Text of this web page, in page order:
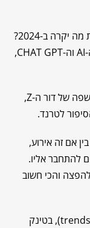
אז מה אפשר ללמוד מ-2023 שיסייע לנו לחזות מה יקרה ב-2024?
השנה נראה עוד אפליקציות חדשות, תרבות ה-AI וה-CHAT GPT,
ב-2024 כלכלת הטרנדים תמשיך לצמוח, זו השפה של דור ה-Z,
לטרנד.
אם זה אירוע,
להתחבר אליו.
והכי חשוב
הצרכנים האמיתיים הם טרנדסטרים (trendsetters), בטינק